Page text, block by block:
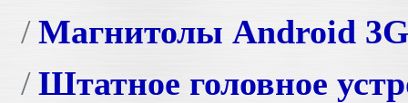
Магнитолы Android
Штатное головное